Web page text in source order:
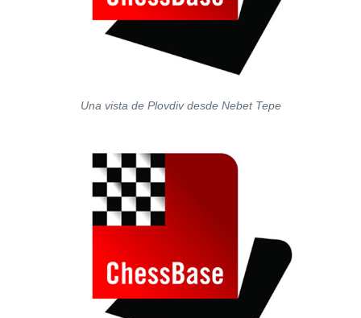
Una vista de Plovdiv desde Nebet Tepe